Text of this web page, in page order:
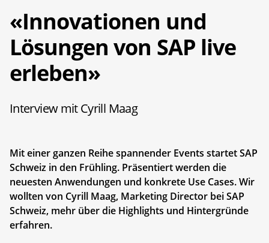
«Innovationen und
Lösungen von SAP live
erleben»
Interview mit Cyrill Maag
Mit einer ganzen Reihe spannender Events startet SAP
Schweiz in den Frühling. Präsentiert werden die
neuesten Anwendungen und konkrete Use Cases. Wir
wollten von Cyrill Maag, Marketing Director bei SAP
Schweiz, mehr über die Highlights und Hintergründe
erfahren.